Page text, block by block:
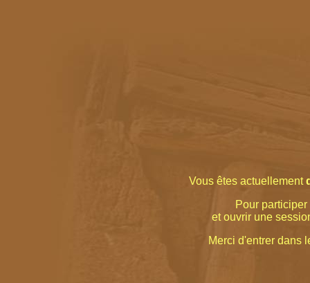
Vous êtes actuellement
Pour
et ouvrir une
Merci d'entrer dans